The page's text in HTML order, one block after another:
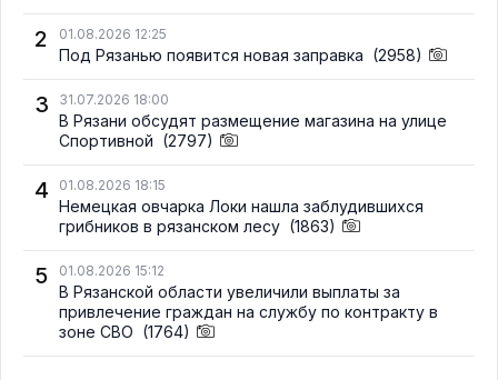
2 01.08.2026 12:25
Под Рязанью появится новая заправка (2958)
3 31.07.2026 18:00
В Рязани обсудят размещение магазина на улице
Спортивной (2797)
4 01.08.2026 18:15
Немецкая овчарка Локи нашла заблудившихся
грибников в рязанском лесу (1863)
5 01.08.2026 15:12
В Рязанской области увеличили выплаты за
привлечение граждан на службу по контракту в
зоне СВО (1764)